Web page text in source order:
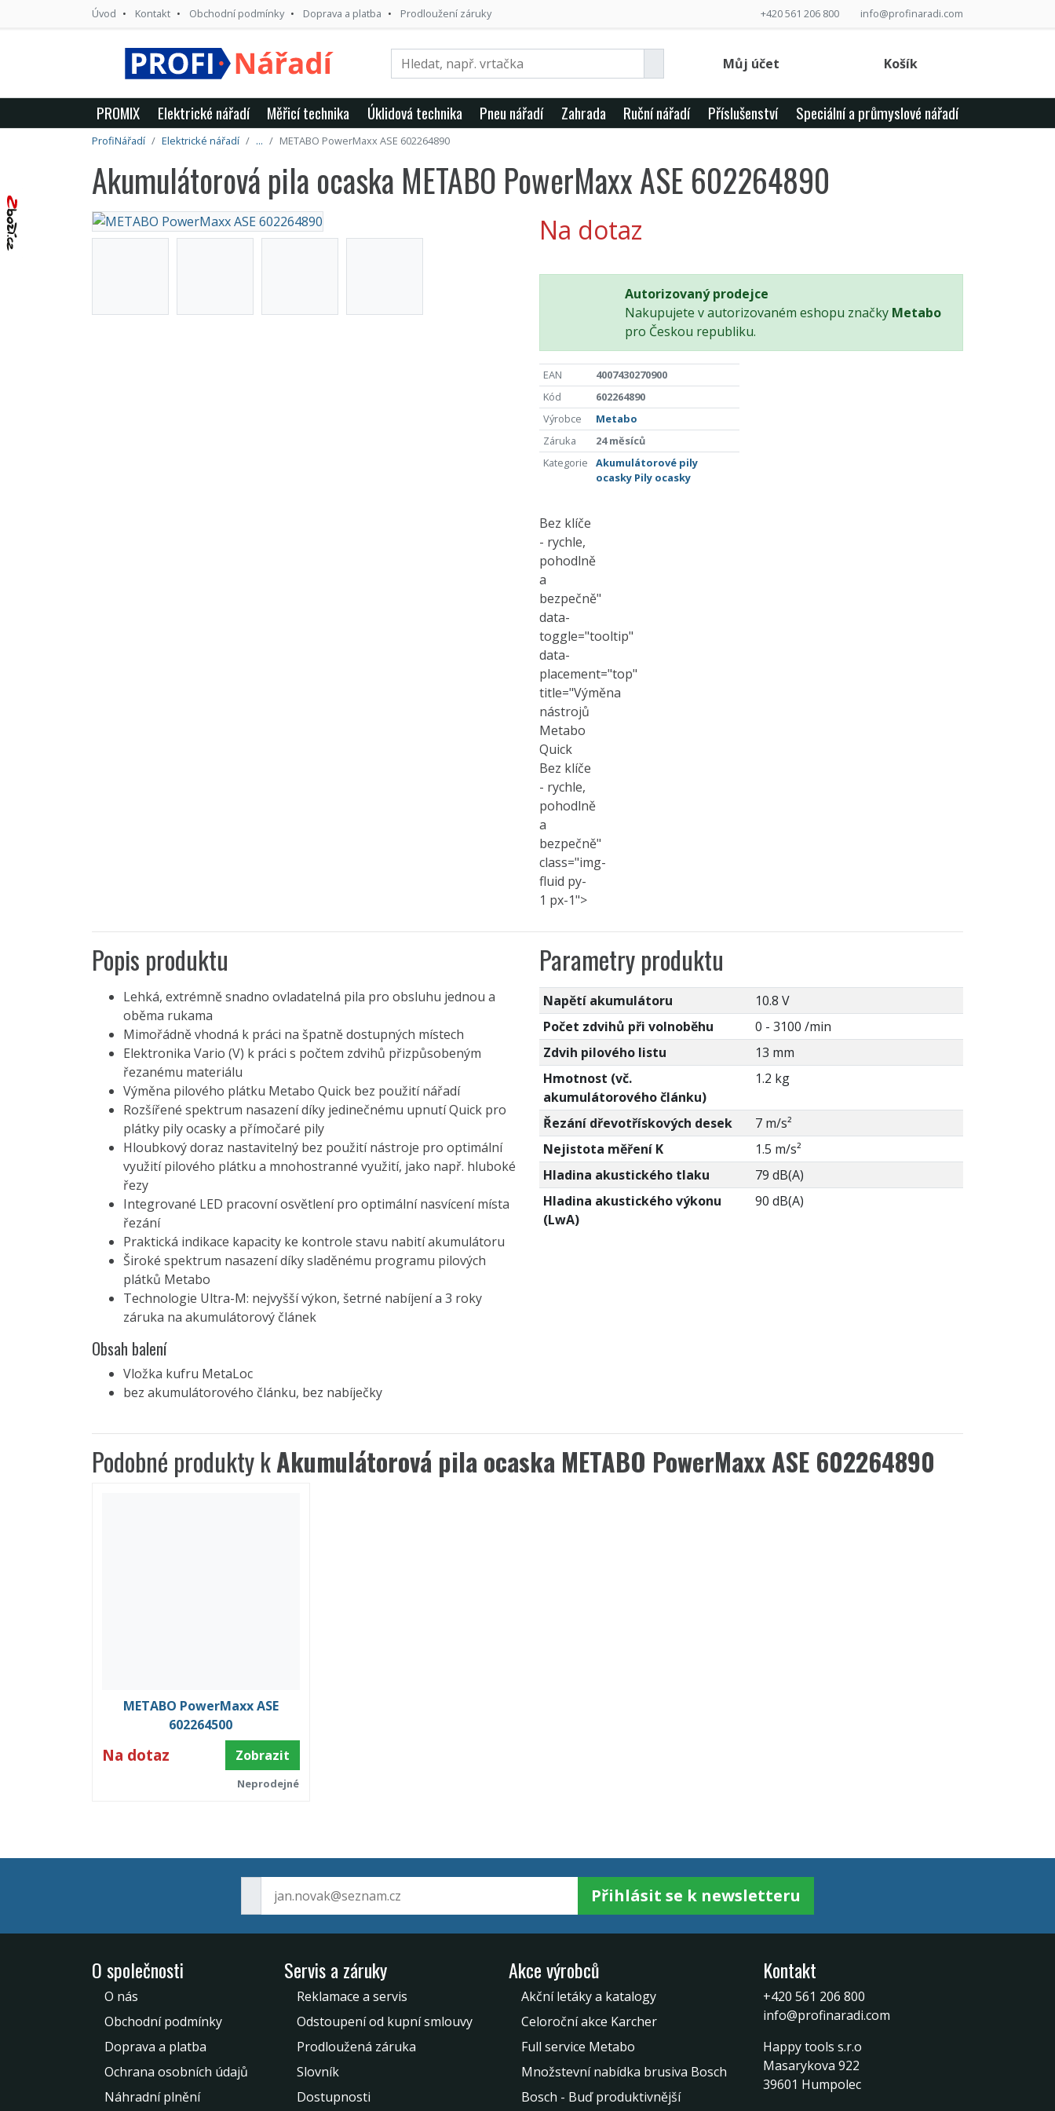
Úvod Kontakt Obchodní podmínky Doprava a platba Prodloužení záruky +420 561 206 800 info@profinaradi.com
Můj účet Košík
PROMIX Elektrické nářadí Měřicí technika Úklidová technika Pneu nářadí Zahrada Ruční nářadí Příslušenství Speciální a průmyslové nářadí
ProfiNářadí Elektrické nářadí ... METABO PowerMaxx ASE 602264890
Akumulátorová pila ocaska METABO PowerMaxx ASE 602264890
Na dotaz
Autorizovaný prodejce
Nakupujete v autorizovaném eshopu značky Metabo
pro Českou republiku.
EAN
4007430270900
Kód
602264890
Výrobce
Metabo
Záruka
24 měsíců
Kategorie
Akumulátorové pily
ocasky Pily ocasky
Bez klíče
- rychle,
pohodlně
a
bezpečně"
data-
toggle="tooltip"
data-
placement="top"
title="Výměna
nástrojů
Metabo
Quick
Bez klíče
- rychle,
pohodlně
a
bezpečně"
class="img-
fluid py-
1 px-1">
Popis produktu
Lehká, extrémně snadno ovladatelná pila pro obsluhu jednou a
oběma rukama
Mimořádně vhodná k práci na špatně dostupných místech
Elektronika Vario (V) k práci s počtem zdvihů přizpůsobeným
řezanému materiálu
Výměna pilového plátku Metabo Quick bez použití nářadí
Rozšířené spektrum nasazení díky jedinečnému upnutí Quick pro
plátky pily ocasky a přímočaré pily
Hloubkový doraz nastavitelný bez použití nástroje pro optimální
využití pilového plátku a mnohostranné využití, jako např. hluboké
řezy
Integrované LED pracovní osvětlení pro optimální nasvícení místa
řezání
Praktická indikace kapacity ke kontrole stavu nabití akumulátoru
Široké spektrum nasazení díky sladěnému programu pilových
plátků Metabo
Technologie Ultra-M: nejvyšší výkon, šetrné nabíjení a 3 roky
záruka na akumulátorový článek
Obsah balení
Vložka kufru MetaLoc
bez akumulátorového článku, bez nabíječky
Parametry produktu
Napětí akumulátoru
10.8 V
Počet zdvihů při volnoběhu
0 - 3100 /min
Zdvih pilového listu
13 mm
Hmotnost (vč.
akumulátorového článku)
1.2 kg
Řezání dřevotřískových desek
7 m/s²
Nejistota měření K
1.5 m/s²
Hladina akustického tlaku
79 dB(A)
Hladina akustického výkonu
(LwA)
90 dB(A)
Podobné produkty kAkumulátorová pila ocaska METABO PowerMaxx ASE 602264890
METABO PowerMaxx ASE
602264500
Na dotaz Zobrazit
Neprodejné
Přihlásit se k newsletteru
O společnosti
O nás
Obchodní podmínky
Doprava a platba
Ochrana osobních údajů
Náhradní plnění
Servis a záruky
Reklamace a servis
Odstoupení od kupní smlouvy
Prodloužená záruka
Slovník
Dostupnosti
Akce výrobců
Akční letáky a katalogy
Celoroční akce Karcher
Full service Metabo
Množstevní nabídka brusiva Bosch
Bosch - Buď produktivnější
Kontakt
+420 561 206 800
info@profinaradi.com
Happy tools s.r.o
Masarykova 922
39601 Humpolec